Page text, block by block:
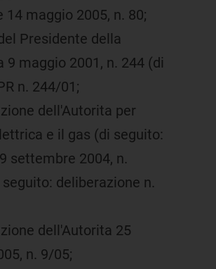
14 maggio 2005, n. 80;
Presidente della
9 maggio 2001, n. 244 (di
n. 244/01;
dell'Autorita per
e il gas (di seguito:
settembre 2004, n.
deliberazione n.
dell'Autorita 25
n. 9/05;